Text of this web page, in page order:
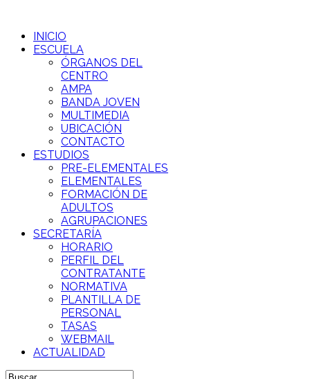
INICIO
ESCUELA
ÓRGANOS DEL
CENTRO
AMPA
BANDA JOVEN
MULTIMEDIA
UBICACIÓN
CONTACTO
ESTUDIOS
PRE-ELEMENTALES
ELEMENTALES
FORMACIÓN DE
ADULTOS
AGRUPACIONES
SECRETARÍA
HORARIO
PERFIL DEL
CONTRATANTE
NORMATIVA
PLANTILLA DE
PERSONAL
TASAS
WEBMAIL
ACTUALIDAD